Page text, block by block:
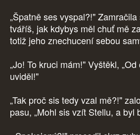
„Špatně ses vyspal?!"
tváříš, jak kdybys měl chuť mě
totiž jeho znechucení sebou
„Jo! To kruci mám!" Vyštěkl,
uviděl!"
„Tak proč sis tedy vzal mě?!"
pasu, „Mohl sis vzít Stellu, a byl